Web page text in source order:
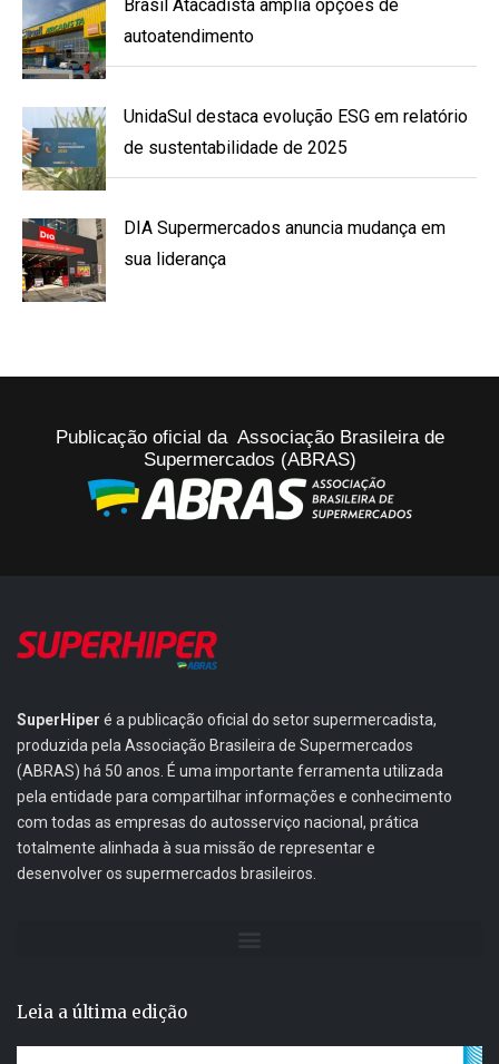
Brasil Atacadista amplia opções de
autoatendimento
UnidaSul destaca evolução ESG em relatório
de sustentabilidade de 2025
DIA Supermercados anuncia mudança em
sua liderança
Publicação oficial da Associação Brasileira de
Supermercados (ABRAS)
SuperHiper é a publicação oficial do setor supermercadista,
produzida pela Associação Brasileira de Supermercados
(ABRAS) há 50 anos. É uma importante ferramenta utilizada
pela entidade para compartilhar informações e conhecimento
com todas as empresas do autosserviço nacional, prática
totalmente alinhada à sua missão de representar e
desenvolver os supermercados brasileiros.
Leia a última edição